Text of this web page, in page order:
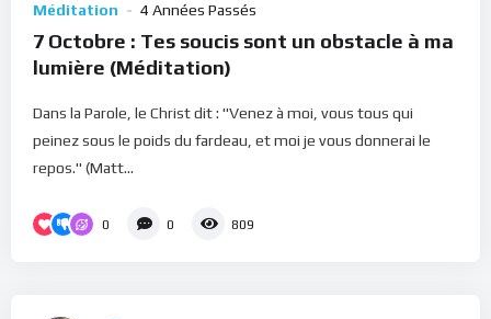
Méditation 4 Années Passés
7 Octobre : Tes soucis sont un obstacle à ma
lumière (Méditation)
Dans la Parole, le Christ dit : "Venez à moi, vous tous qui
peinez sous le poids du fardeau, et moi je vous donnerai le
repos." (Matt...
0 0 809